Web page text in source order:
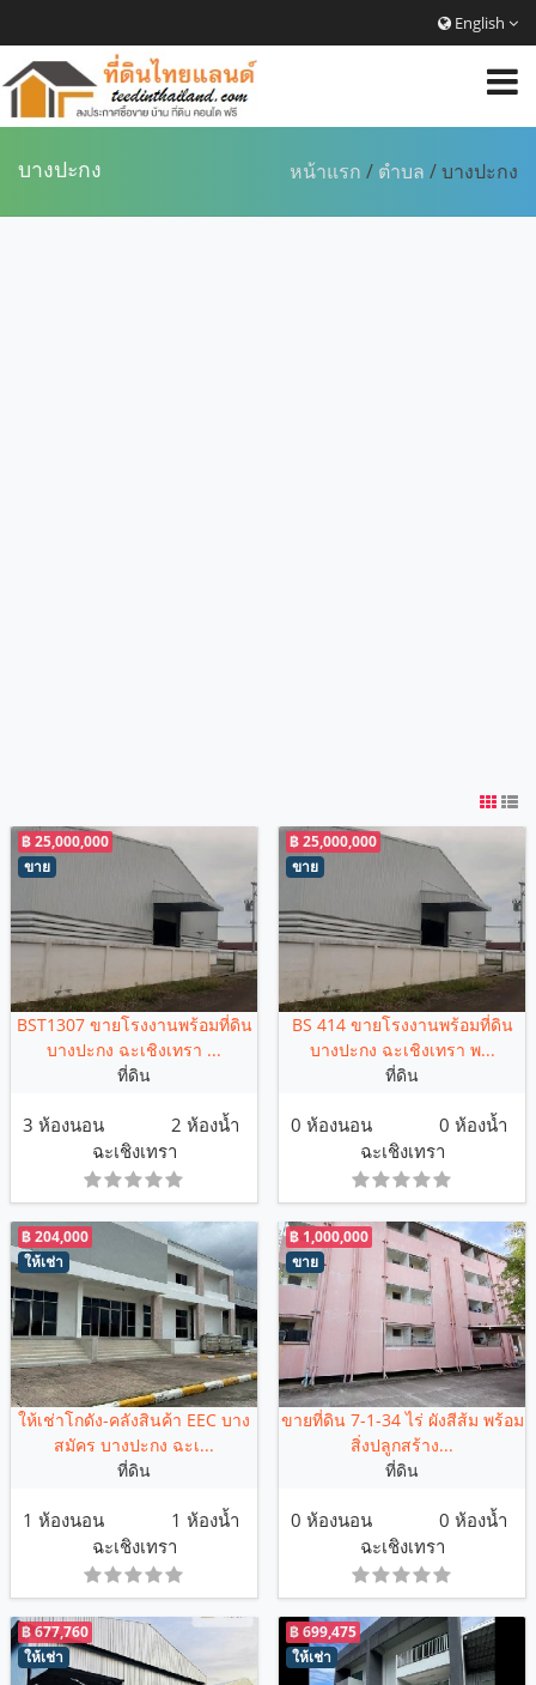
English
บางปะกง หน้าแรก / ตำบล / บางปะกง
ขาย
฿ 25,000,000
BST1307 ขายโรงงานพร้อมที่ดิน
บางปะกง ฉะเชิงเทรา ...
ที่ดิน
3 ห้องนอน
2 ห้องน้ำ
ฉะเชิงเทรา
ขาย
฿ 25,000,000
BS 414 ขายโรงงานพร้อมที่ดิน
บางปะกง ฉะเชิงเทรา พ...
ที่ดิน
0 ห้องนอน
0 ห้องน้ำ
ฉะเชิงเทรา
ให้เช่า
฿ 204,000
ให้เช่าโกดัง-คลังสินค้า EEC บาง
สมัคร บางปะกง ฉะเ...
ที่ดิน
1 ห้องนอน
1 ห้องน้ำ
ฉะเชิงเทรา
ขาย
฿ 1,000,000
ขายที่ดิน 7-1-34 ไร่ ผังสีส้ม พร้อม
สิ่งปลูกสร้าง...
ที่ดิน
0 ห้องนอน
0 ห้องน้ำ
ฉะเชิงเทรา
ให้เช่า
฿ 677,760
ให้เช่า
฿ 699,475